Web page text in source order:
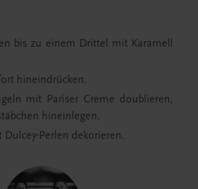
bis zu einem Drittel mit Karamell
hineindrücken.
mit Pariser Creme doublieren,
hineinlegen.
Perlen dekorieren.